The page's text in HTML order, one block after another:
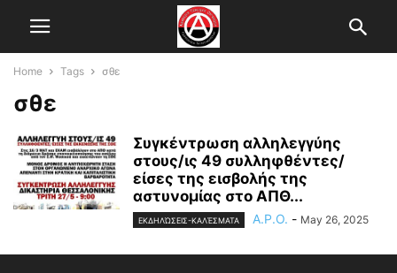
Home Tags σθε
σθε
Συγκέντρωση αλληλεγγύης
στους/ις 49 συλληφθέντες/
είσες της εισβολής της
αστυνομίας στο ΑΠΘ...
ΕΚΔΗΛΏΣΕΙΣ-ΚΑΛΈΣΜΑΤΑ A.P.O. - May 26, 2025